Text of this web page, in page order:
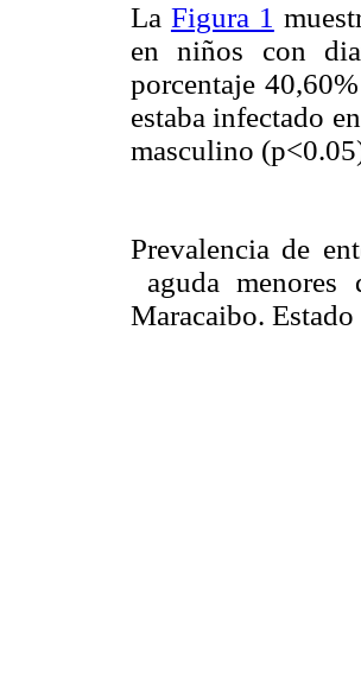
La Figura 1
en niños con
porcentaje
estaba infectado
masculino
Prevalencia de
aguda
Maracaibo.